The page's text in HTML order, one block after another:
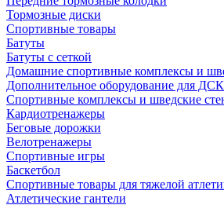
Тормозные диски
Спортивные товары
Батуты
Батуты с сеткой
Домашние спортивные комплексы и
Дополнительное оборудование для ДСК
Спортивные комплексы и шведские
Кардиотренажеры
Беговые дорожки
Велотренажеры
Спортивные игры
Баскетбол
Спортивные товары для тяжелой
Атлетические гантели